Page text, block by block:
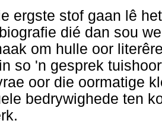
ergste stof gaan lê
dié dan sou
om hulle oor
so 'n gesprek
oor die oormatige
bedrywighede ten